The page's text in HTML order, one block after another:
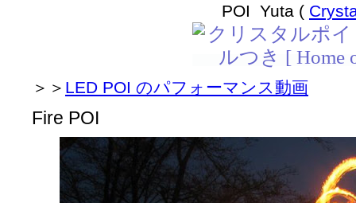
POI Yuta (
＞＞ LED POI のパフォーマンス動画
Fire POI